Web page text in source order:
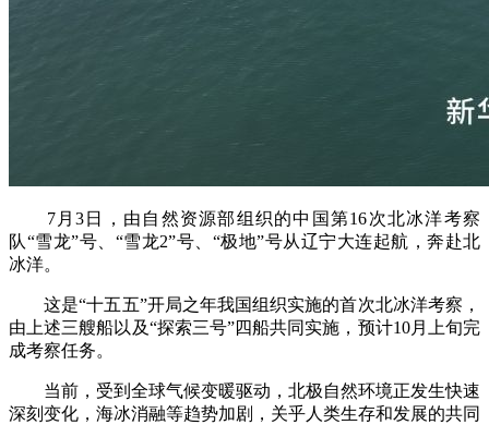
7月3日，由自然资源部组织的中国第16次北冰洋考察
队“雪龙”号、“雪龙2”号、“极地”号从辽宁大连起航，奔赴北
冰洋。
这是“十五五”开局之年我国组织实施的首次北冰洋考察，
由上述三艘船以及“探索三号”四船共同实施，预计10月上旬完
成考察任务。
当前，受到全球气候变暖驱动，北极自然环境正发生快速
深刻变化，海冰消融等趋势加剧，关乎人类生存和发展的共同